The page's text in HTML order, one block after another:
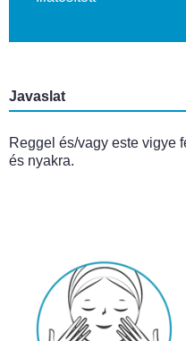
Javaslat
Reggel és/vagy este vigye
és nyakra.